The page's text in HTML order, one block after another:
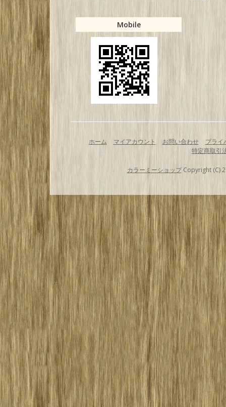
Mobile
ホーム マイアカウント お問い合わせ
プライ
特定商取引
カラーミーショップCopyright (C)